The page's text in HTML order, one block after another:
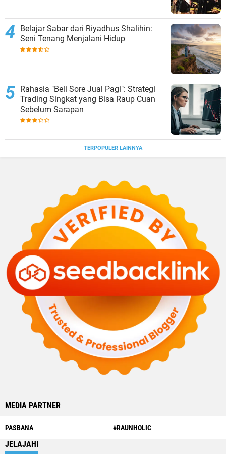
Belajar Sabar dari Riyadhus Shalihin:
Seni Tenang Menjalani Hidup
Rahasia "Beli Sore Jual Pagi": Strategi
Trading Singkat yang Bisa Raup Cuan
Sebelum Sarapan
TERPOPULER LAINNYA
MEDIA PARTNER
PASBANA #RAUNHOLIC
JELAJAHI